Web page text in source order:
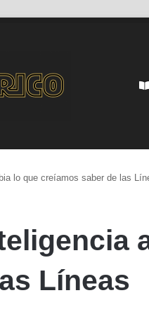
lo que creíamos saber de las
Líneas